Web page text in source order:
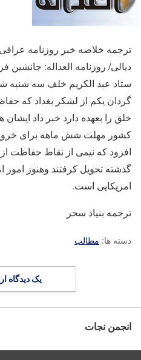
ترجمه خلاصه خبر روزنامه عراقی
ديالی/ روزنامه العداله: جانشین
ستاد عبد الکریم خلف سه شنبه
گردان یکم از لشکر بغداد که
خلق را بعهده دارد خبر داد
کشور مهلت شش ماهه برای
افزود که نیمی از نقاط حفاظت
گذشته تحویل کرفتند وهنوز
امریکایی است.
ترجمه بنیاد سحر
دسته ها: مطالب
یک دیدگاه
انجمن نجات